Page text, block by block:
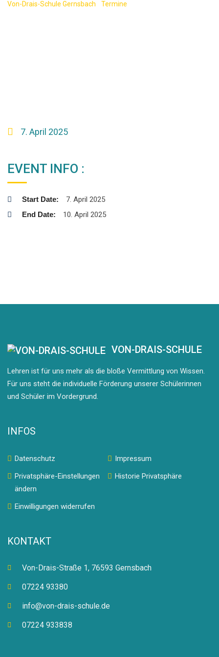
Von-Drais-Schule Gernsbach Termine
7. April 2025
EVENT INFO :
Start Date: 7. April 2025
End Date: 10. April 2025
VON-DRAIS-SCHULE
Lehren ist für uns mehr als die bloße Vermittlung von Wissen.
Für uns steht die individuelle Förderung unserer Schülerinnen
und Schüler im Vordergrund.
INFOS
Datenschutz
Impressum
Privatsphäre-Einstellungen
ändern
Historie Privatsphäre
Einwilligungen widerrufen
KONTAKT
Von-Drais-Straße 1, 76593 Gernsbach
07224 93380
info@von-drais-schule.de
07224 933838